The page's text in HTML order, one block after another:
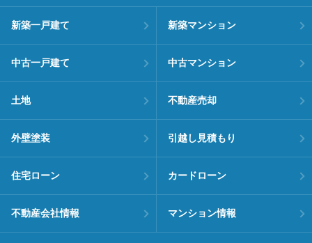
新築一戸建て 新築マンション
中古一戸建て 中古マンション
土地 不動産売却
外壁塗装 引越し見積もり
住宅ローン カードローン
不動産会社情報 マンション情報